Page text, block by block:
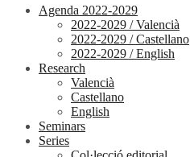
Agenda 2022-2029
2022-2029 / Valencià
2022-2029 / Castellano
2022-2029 / English
Research
Valencià
Castellano
English
Seminars
Series